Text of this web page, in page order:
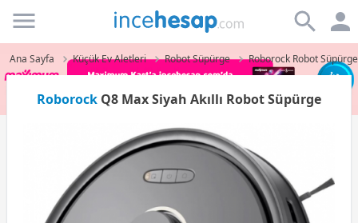
Incehesap
Ana Sayfa Küçük Ev Aletleri Robot Süpürge Roborock Robot Süpürge
Roborock Q8 Max Siyah Akıllı Robot Süpürge